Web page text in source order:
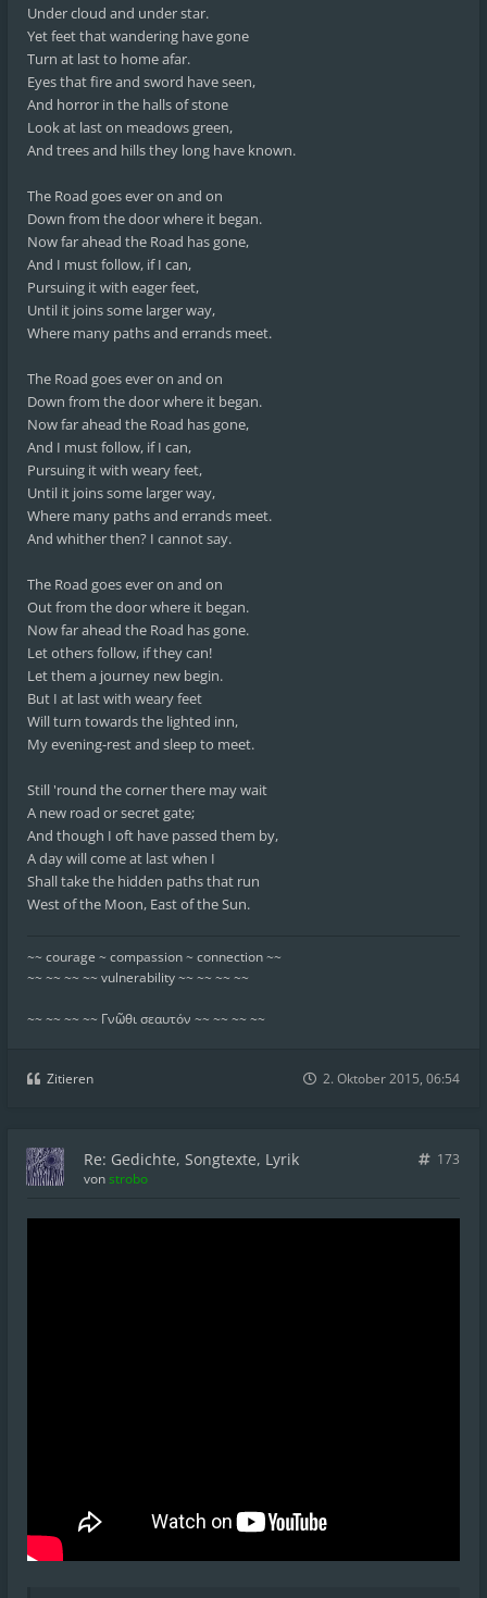
Under cloud and under star.
Yet feet that wandering have gone
Turn at last to home afar.
Eyes that fire and sword have seen,
And horror in the halls of stone
Look at last on meadows green,
And trees and hills they long have known.
The Road goes ever on and on
Down from the door where it began.
Now far ahead the Road has gone,
And I must follow, if I can,
Pursuing it with eager feet,
Until it joins some larger way,
Where many paths and errands meet.
The Road goes ever on and on
Down from the door where it began.
Now far ahead the Road has gone,
And I must follow, if I can,
Pursuing it with weary feet,
Until it joins some larger way,
Where many paths and errands meet.
And whither then? I cannot say.
The Road goes ever on and on
Out from the door where it began.
Now far ahead the Road has gone.
Let others follow, if they can!
Let them a journey new begin.
But I at last with weary feet
Will turn towards the lighted inn,
My evening-rest and sleep to meet.
Still 'round the corner there may wait
A new road or secret gate;
And though I oft have passed them by,
A day will come at last when I
Shall take the hidden paths that run
West of the Moon, East of the Sun.
~~ courage ~ compassion ~ connection ~~
~~ ~~ ~~ ~~ vulnerability ~~ ~~ ~~ ~~
~~ ~~ ~~ ~~ Γνῶθι σεαυτόν ~~ ~~ ~~ ~~
Zitieren 2. Oktober 2015, 06:54
Re: Gedichte, Songtexte, Lyrik
173
vonstrobo